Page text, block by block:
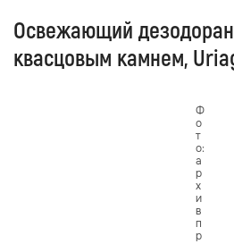
Освежающий
квасцовым камнем,
Ф
о
т
о:
а
р
х
и
в
п
р